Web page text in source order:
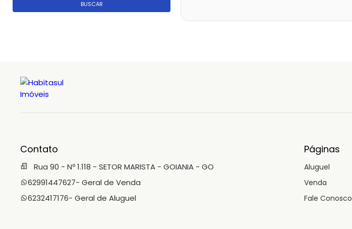
BUSCAR
Contato
Rua 90 - Nº 1.118 - SETOR MARISTA - GOIANIA - GO
62991447627- Geral de Venda
6232417176- Geral de Aluguel
Páginas
Aluguel
Venda
Fale Conosco